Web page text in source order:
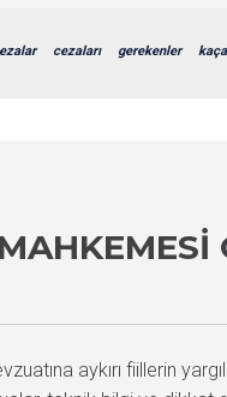
cezaları gerekenler
aykırı fiillerin